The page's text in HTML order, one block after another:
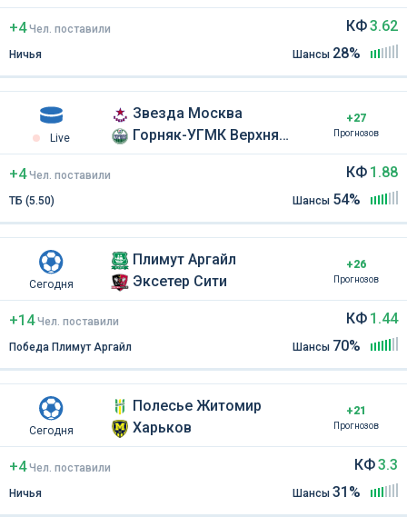
+4 Чел. поставили
Ничья
КФ3.62
Шансы 28%
Live
Звезда Москва
Горняк-УГМК Верхняя Пышма
+27
Прогнозов
+4 Чел. поставили
ТБ (5.50)
КФ 1.88
Шансы 54%
Сегодня
Плимут Аргайл
Эксетер Сити
+26
Прогнозов
+14 Чел. поставили
Победа Плимут Аргайл
КФ 1.44
Шансы 70%
Сегодня
Полесье Житомир
Харьков
+21
Прогнозов
+4 Чел. поставили
Ничья
КФ3.3
Шансы 31%